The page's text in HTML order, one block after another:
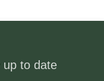
up to date